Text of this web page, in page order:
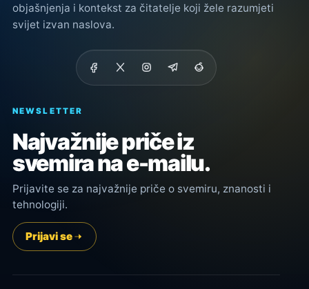
objašnjenja i kontekst za čitatelje koji žele razumjeti
svijet izvan naslova.
NEWSLETTER
Najvažnije priče iz
svemira na e-mailu.
Prijavite se za najvažnije priče o svemiru, znanosti i
tehnologiji.
Prijavi se